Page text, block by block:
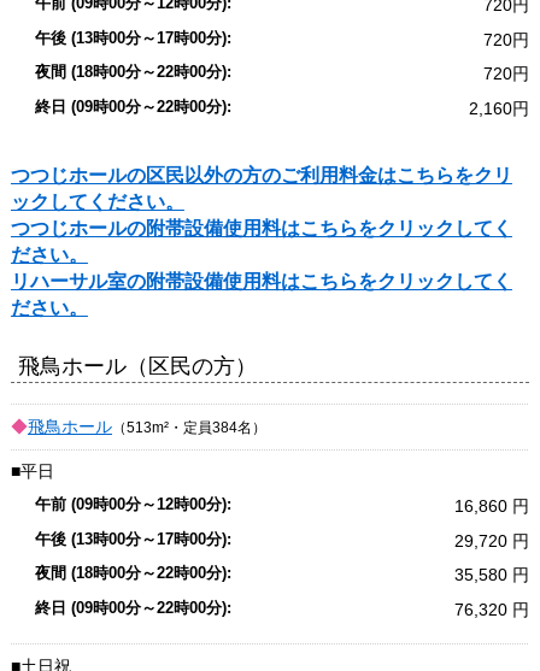
720
720
720
2,160
つつじホールの区民以外の方のご利用料金はこちらをクリ
ックしてください。
つつじホールの附帯設備使用料はこちらをクリックしてく
ださい。
リハーサル室の附帯設備使用料はこちらをクリックしてく
ださい。
飛鳥ホール（区民の方）
飛鳥ホール（513m²・定員384名）
平日
16,860
29,720
35,580
76,320
土日祝